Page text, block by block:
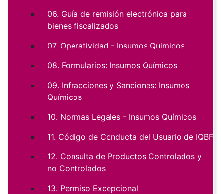
06. Guía de remisión electrónica para
bienes fiscalizados
07. Operatividad - Insumos Quimicos
08. Formularios: Insumos Químicos
09. Infracciones y Sanciones: Insumos
Químicos
10. Normas Legales - Insumos Químicos
11. Código de Conducta del Usuario de IQBF
12. Consulta de Productos Controlados y
no Controlados
13. Permiso Excepcional